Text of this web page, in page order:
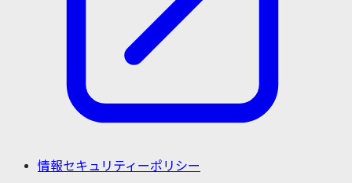
情報セキュリティーポリシー